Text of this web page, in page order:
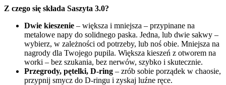
Z czego się składa Saszyta 3.0?
Dwie kieszenie – większa i mniejsza – przypinane na
metalowe napy do solidnego paska. Jedna, lub dwie sakwy –
wybierz, w zależności od potrzeby, lub noś obie. Mniejsza na
nagrody dla Twojego pupila. Większa kieszeń z otworem na
worki – bez szukania, bez nerwów, szybko i skutecznie.
Przegrody, pętelki, D-ring – zrób sobie porządek w chaosie,
przypnij smycz do D-ringu i zyskaj luźne ręce.